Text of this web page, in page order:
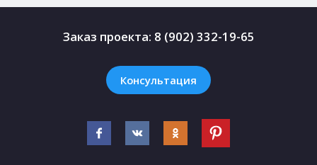
Заказ проекта: 8 (902) 332-19-65
Консультация